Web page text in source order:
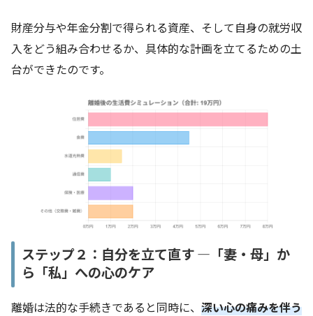
財産分与や年金分割で得られる資産、そして自身の就労収
入をどう組み合わせるか、具体的な計画を立てるための土
台ができたのです。
ステップ２：自分を立て直す ―「妻・母」か
ら「私」への心のケア
離婚は法的な手続きであると同時に、 深い心の痛みを伴う